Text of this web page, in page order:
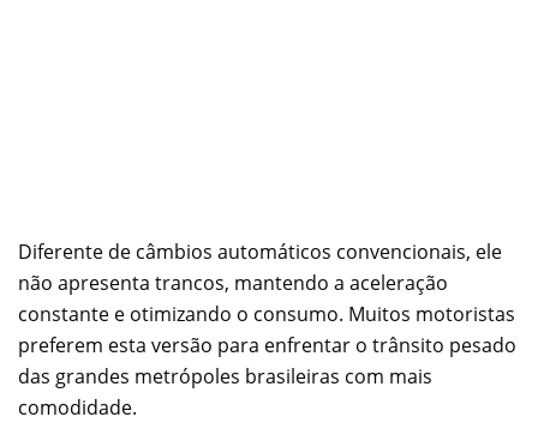
Diferente de câmbios automáticos convencionais, ele
não apresenta trancos, mantendo a aceleração
constante e otimizando o consumo. Muitos motoristas
preferem esta versão para enfrentar o trânsito pesado
das grandes metrópoles brasileiras com mais
comodidade.